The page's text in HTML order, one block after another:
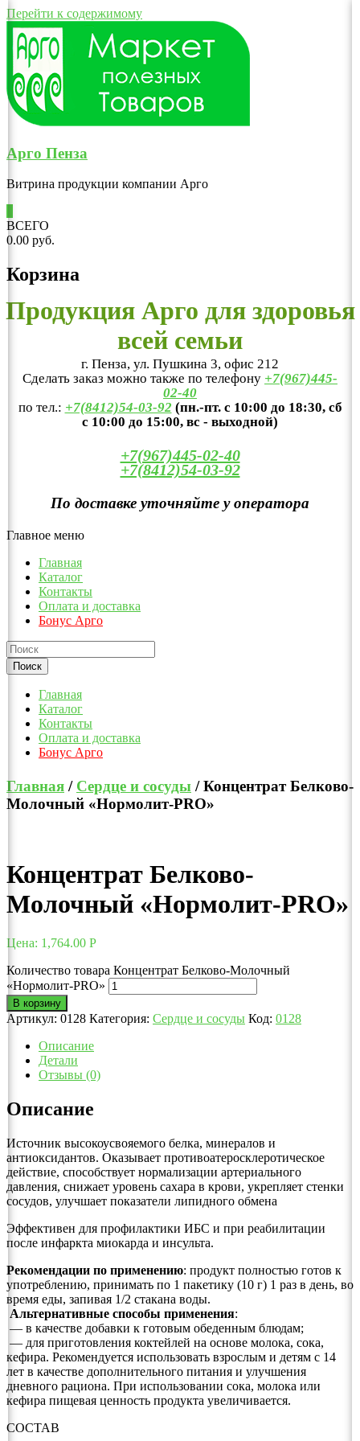
Перейти к содержимому
Арго Пенза
Витрина продукции компании Арго
ВСЕГО
0.00 руб.
Корзина
Продукция Арго для здоровья
всей семьи
г. Пенза, ул. Пушкина 3, офис 212
Сделать заказ можно также по телефону +7(967)445-
02-40
по тел.: +7(8412)54-03-92 (пн.-пт. с 10:00 до 18:30, сб
с 10:00 до 15:00, вс - выходной)
+7(967)445-02-40
+7(8412)54-03-92
По доставке уточняйте у оператора
Главное меню
Главная
Каталог
Контакты
Оплата и доставка
Бонус Арго
Главная
Каталог
Контакты
Оплата и доставка
Бонус Арго
Главная / Сердце и сосуды / Концентрат Белково-
Молочный «Нормолит-PRO»
Концентрат Белково-
Молочный «Нормолит-PRO»
Цена: 1,764.00 Р
Количество товара Концентрат Белково-Молочный
«Нормолит-PRO»
В корзину
Артикул: 0128 Категория: Сердце и сосуды Код: 0128
Описание
Детали
Отзывы (0)
Описание
Источник высокоусвояемого белка, минералов и
антиоксидантов. Оказывает противоатеросклеротическое
действие, способствует нормализации артериального
давления, снижает уровень сахара в крови, укрепляет стенки
сосудов, улучшает показатели липидного обмена
Эффективен для профилактики ИБС и при реабилитации
после инфаркта миокарда и инсульта.
Рекомендации по применению: продукт полностью готов к
употреблению, принимать по 1 пакетику (10 г) 1 раз в день, во
время еды, запивая 1/2 стакана воды.
Альтернативные способы применения:
— в качестве добавки к готовым обеденным блюдам;
— для приготовления коктейлей на основе молока, сока,
кефира. Рекомендуется использовать взрослым и детям с 14
лет в качестве дополнительного питания и улучшения
дневного рациона. При использовании сока, молока или
кефира пищевая ценность продукта увеличивается.
СОСТАВ